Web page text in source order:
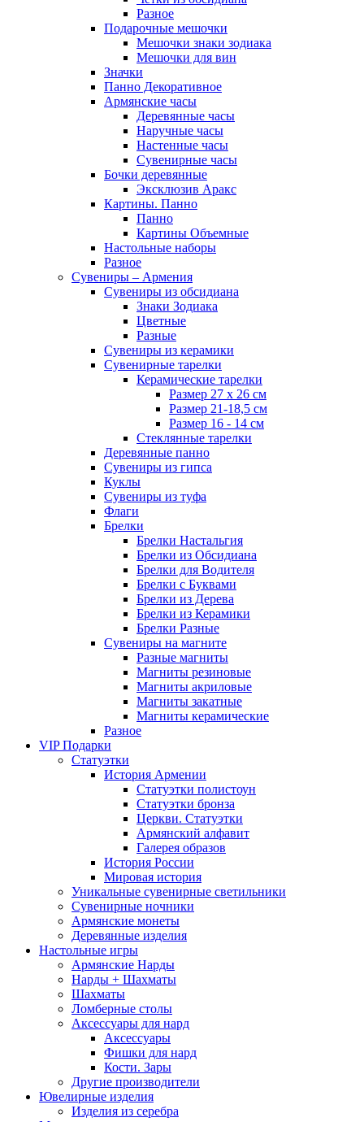
Разное
Подарочные мешочки
Мешочки знаки зодиака
Мешочки для вин
Значки
Панно Декоративное
Армянские часы
Деревянные часы
Наручные часы
Настенные часы
Сувенирные часы
Бочки деревянные
Эксклюзив Аракс
Картины. Панно
Панно
Картины Объемные
Настольные наборы
Разное
Сувениры – Армения
Сувениры из обсидиана
Знаки Зодиака
Цветные
Разные
Сувениры из керамики
Сувенирные тарелки
Керамические тарелки
Размер 27 х 26 см
Размер 21-18,5 см
Размер 16 - 14 см
Стеклянные тарелки
Деревянные панно
Сувениры из гипса
Куклы
Сувениры из туфа
Флаги
Брелки
Брелки Настальгия
Брелки из Обсидиана
Брелки для Водителя
Брелки с Буквами
Брелки из Дерева
Брелки из Керамики
Брелки Разные
Сувениры на магните
Разные магниты
Магниты резиновые
Магниты акриловые
Магниты закатные
Магниты керамические
Разное
VIP Подарки
Статуэтки
История Армении
Статуэтки полистоун
Статуэтки бронза
Церкви. Статуэтки
Армянский алфавит
Галерея образов
История России
Мировая история
Уникальные сувенирные светильники
Сувенирные ночники
Армянские монеты
Деревянные изделия
Настольные игры
Армянские Нарды
Нарды + Шахматы
Шахматы
Ломберные столы
Аксессуары для нард
Аксессуары
Фишки для нард
Кости. Зары
Другие производители
Ювелирные изделия
Изделия из серебра